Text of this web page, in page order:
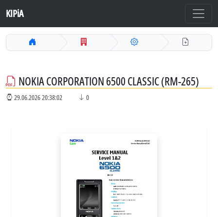
KIPiA
NOKIA CORPORATION 6500 CLASSIC (RM-265)
29.06.2026 20:38:02 0